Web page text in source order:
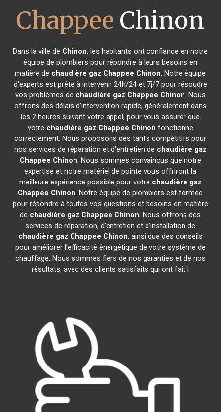
Chappee Chinon
Dans la ville de Chinon, les habitants ont confiance en notre
équipe de plombiers pour répondre à leurs besoins en
matière de chaudière gaz Chappee Chinon. Notre équipe
d'experts est prête à intervenir 24h/24 et 7j/7 pour résoudre
vos problèmes de chaudière gaz Chappee Chinon. Nous
offrons des délais d'intervention rapide, généralement dans
les 2 heures suivant votre appel, pour vous assurer que
votre chaudière gaz Chappee Chinon fonctionne
correctement. Nous proposons des tarifs compétitifs pour
nos services de réparation et d'entretien de chaudière gaz
Chappee Chinon. Nous sommes convaincus que notre
expertise et notre matériel de pointe vous offriront la
meilleure expérience possible pour votre chaudière gaz
Chappee Chinon. Notre équipe de plombiers est formée
pour répondre à toutes vos questions et besoins en matière
de chaudière gaz Chappee Chinon. Nous offrons des
services de réparation, d'entretien et d'installation de
chaudière gaz Chappee Chinon, ainsi que des conseils
pour améliorer l'efficacité énergétique de votre système de
chauffage. Nous sommes fiers de nos garanties et de nos
résultats, avec des clients satisfaits qui ont fait l